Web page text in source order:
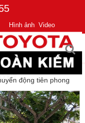
Hình ảnh Video
động tiên phong
MT